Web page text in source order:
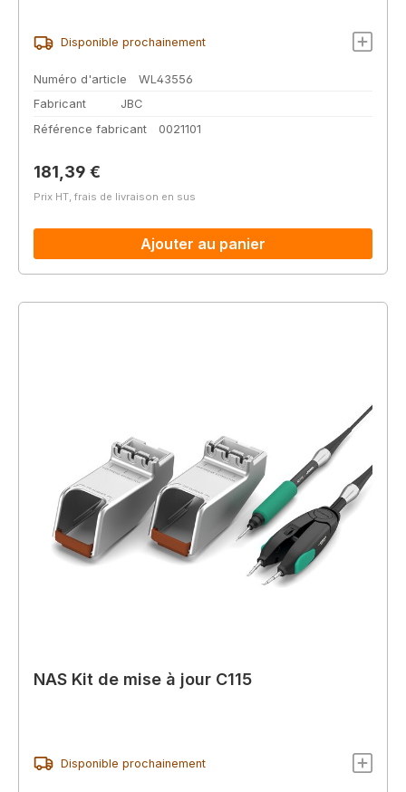
Disponible prochainement
Numéro d'article
WL43556
Fabricant
JBC
Référence fabricant
0021101
Prix régulier :
181,39 €
Prix HT, frais de livraison en sus
Ajouter au panier
NAS Kit de mise à jour C115
Disponible prochainement